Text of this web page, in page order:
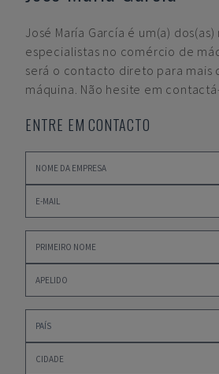
José María García é um(a) dos(as)
especialistas no comércio de
será o contacto direto para mais
máquina. Não hesite em
ENTRE EM CONTACTO